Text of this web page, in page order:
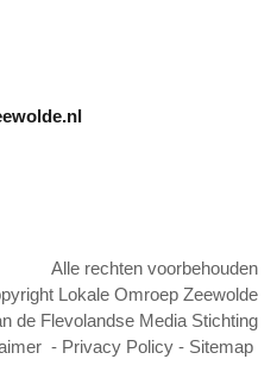
Alle rechten voorbehouden
Lokale Omroep Zeewolde
de Flevolandse Media Stichting
- Privacy Policy - Sitemap